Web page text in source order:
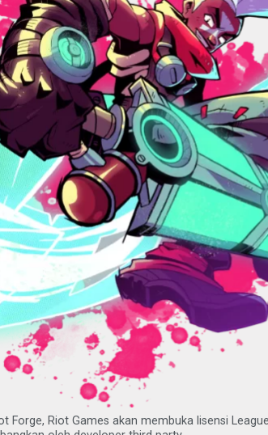
Forge, Riot Games akan membuka lisensi